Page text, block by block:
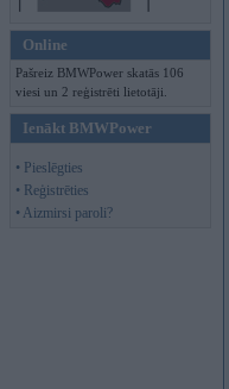
Online
Pašreiz BMWPower skatās 106
viesi un 2 reģistrēti lietotāji.
Ienākt BMWPower
• Pieslēgties
• Reģistrēties
• Aizmirsi paroli?